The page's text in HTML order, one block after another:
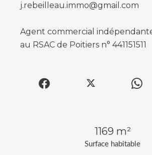
Surface habitable
1169 m²
j.rebeilleau.immo@gmail.com
Agent commercial
au RSAC de Poitiers n° 441151511